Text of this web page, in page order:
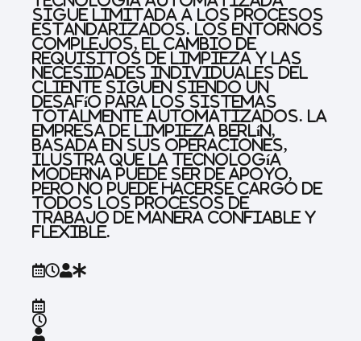
sigue limitada a los procesos
estandarizados. Los entornos
complejos, el cambio de
requisitos de limpieza y las
necesidades individuales del
cliente siguen siendo un
desafío para los sistemas
totalmente automatizados. La
empresa de limpieza Berlín,
basada en sus operaciones,
ilustra que la tecnología
moderna puede ser de apoyo,
pero no puede hacerse cargo de
todos los procesos de
trabajo de manera confiable y
flexible.